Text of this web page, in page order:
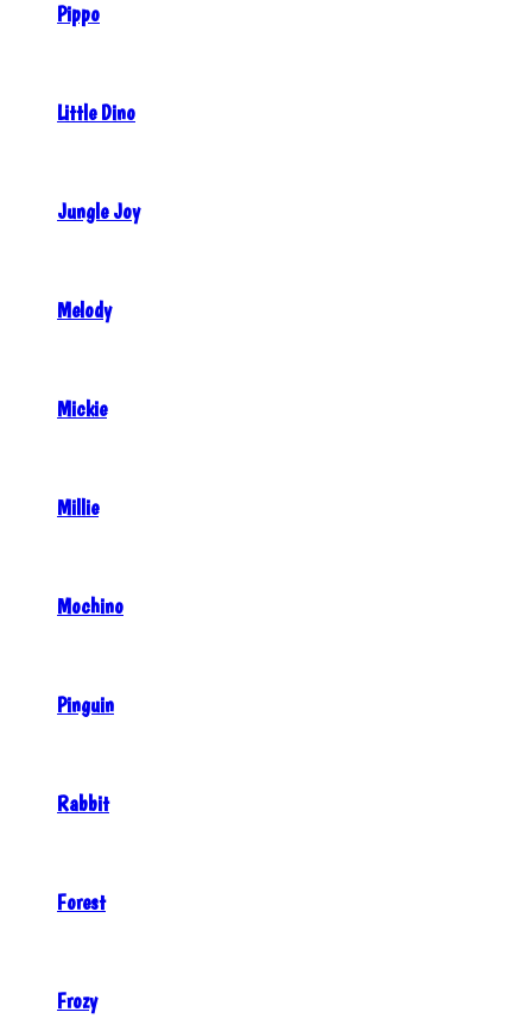
Pippo
Little Dino
Jungle Joy
Melody
Mickie
Millie
Mochino
Pinguin
Rabbit
Forest
Frozy